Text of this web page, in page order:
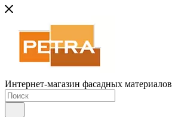
Интернет-магазин фасадных материалов